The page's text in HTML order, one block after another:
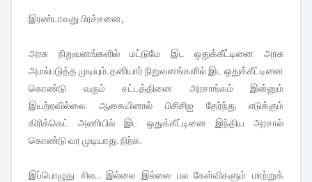
இரண்டாவது பிரச்சனை,
அரசு நிறுவனங்களில் மட்டுமே இட ஒதுக்கீட்டினை அரசு
அமல்படுத்த முடியும். தனியார் நிறுவனங்களில் இட ஒதுக்கீட்டினை
கொண்டு வரும் சட்டத்தினை அரசாங்கம் இன்னும்
இயற்றவில்லை. ஆகையினால் பிசிசிஐ தேர்ந்து எடுக்கும்
கிரிக்கெட் அணியில் இட ஒதுக்கீட்டினை இந்திய அரசால்
கொண்டு வர முடியாது. நிற்க.
இப்பொழுது சில... இல்லை இல்லை பல கேள்விகளும் மாற்றுக்